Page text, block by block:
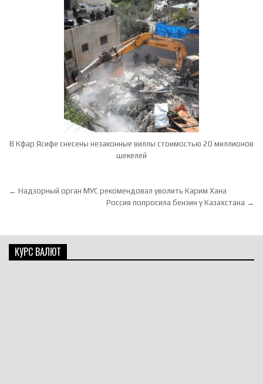
В Кфар Ясифе снесены незаконные виллы стоимостью 20 миллионов
шекелей
Навигация по записям
← Надзорный орган МУС рекомендовал уволить Карим Хана
Россия попросила бензин у Казахстана →
КУРС ВАЛЮТ